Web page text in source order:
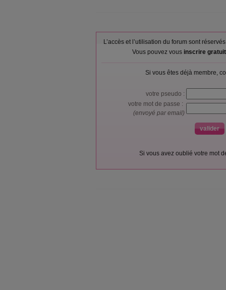
L’accès et l’utilisation du forum sont
Vous pouvez vous inscrire
Si vous êtes déjà membre,
votre pseudo :
votre mot de passe :
(envoyé par email)
Si vous avez oublié votre mot